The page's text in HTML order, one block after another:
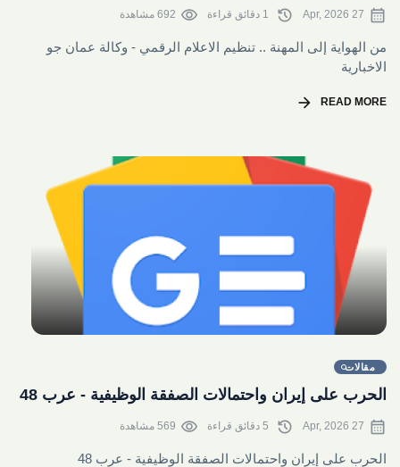
calendar_month
27 Apr, 2026
history
visibility 692 مشاهدة
من الهواية إلى المهنة .. تنظيم الاعلام الرقمي - وكالة عمان جو
الاخبارية
READ MORE
arrow_forward
مقالات
الحرب على إيران واحتمالات الصفقة الوظيفية - عرب 48
calendar_month
27 Apr, 2026
history
visibility 569 مشاهدة
الحرب على إيران واحتمالات الصفقة الوظيفية - عرب 48